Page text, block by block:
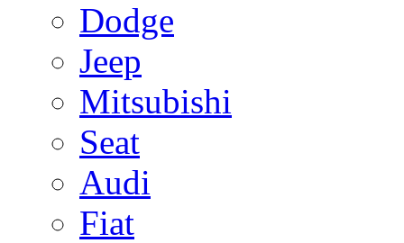
Dodge
Jeep
Mitsubishi
Seat
Audi
Fiat